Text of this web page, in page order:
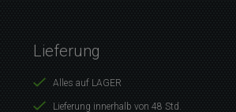
Lieferung
Alles auf LAGER
Lieferung innerhalb von 48 Std.